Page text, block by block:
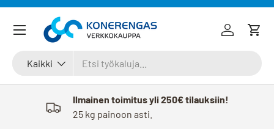
Siirry sisältöön
Kaikki
Kirjaudu
Ilmainen toimitus yli 250€ tilauksiin!
25 kg painoon asti.